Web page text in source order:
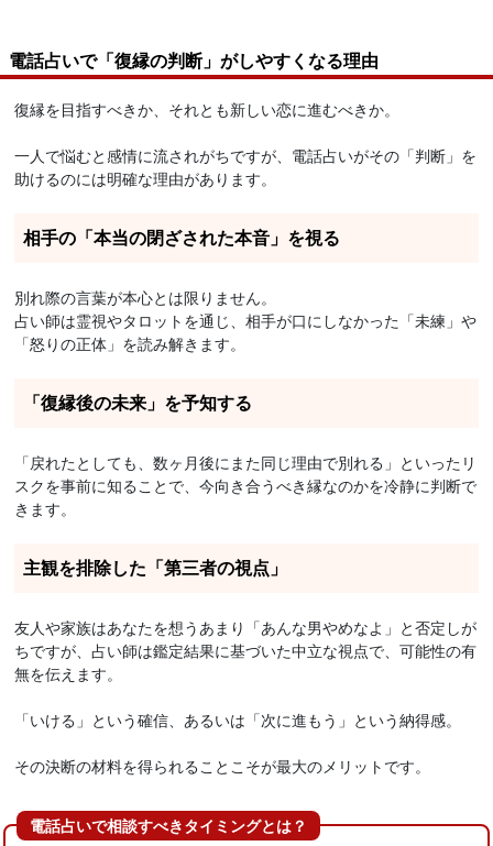
電話占いで「復縁の判断」がしやすくなる理由
復縁を目指すべきか、それとも新しい恋に進むべきか。
一人で悩むと感情に流されがちですが、電話占いがその「判断」を
助けるのには明確な理由があります。
相手の「本当の閉ざされた本音」を視る
別れ際の言葉が本心とは限りません。
占い師は霊視やタロットを通じ、相手が口にしなかった「未練」や
「怒りの正体」を読み解きます。
「復縁後の未来」を予知する
「戻れたとしても、数ヶ月後にまた同じ理由で別れる」といったリ
スクを事前に知ることで、今向き合うべき縁なのかを冷静に判断で
きます。
主観を排除した「第三者の視点」
友人や家族はあなたを想うあまり「あんな男やめなよ」と否定しが
ちですが、占い師は鑑定結果に基づいた中立な視点で、可能性の有
無を伝えます。
「いける」という確信、あるいは「次に進もう」という納得感。
その決断の材料を得られることこそが最大のメリットです。
電話占いで相談すべきタイミングとは？